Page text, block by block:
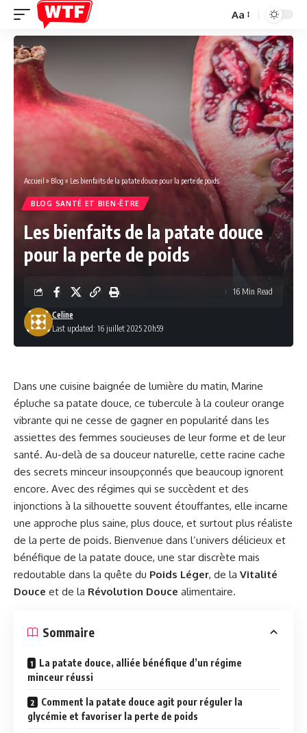
Font
Resizer
Aa
Accueil » Blog» Les bienfaits de la patate douce pour la perte de poids
BLOG SANTÉ ET BIEN-ÊTRE
Les bienfaits de la patate douce
pour la perte de poids
Last updated: 16 juillet 2025 20h59
Celine
16 Min Read
Dans une cuisine baignée de lumière du matin, Marine
épluche sa patate douce, ce tubercule à la couleur orange
vibrante qui ne cesse de gagner en popularité dans les
assiettes des femmes soucieuses de leur forme et de leur
santé. Au-delà de sa douceur naturelle, cette racine cache
des secrets minceur insoupçonnés que beaucoup ignorent
encore. Avec des régimes qui se succèdent et des
injonctions à la silhouette souvent étouffantes, elle incarne
une approche plus saine, plus douce, et surtout plus réaliste
de la perte de poids. Bienvenue dans l’univers délicieux et
bénéfique de la patate douce, une star discrète mais
redoutable dans la quête du Poids Léger, de la Vitalité
Douce et de la Révolution Douce alimentaire.
Sommaire
La patate douce, alliée bénéfique d’un régime
minceur réussi
Comment la patate douce agit pour réguler la
glycémie et favoriser la perte de poids